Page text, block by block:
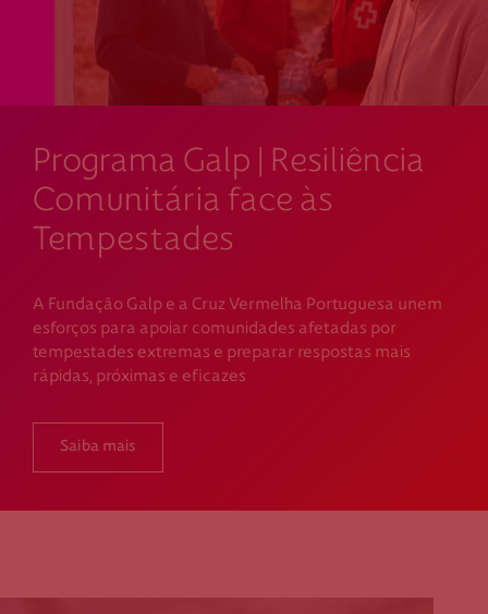
Programa Galp | Resiliência
Comunitária face às
Tempestades
A Fundação Galp e a Cruz Vermelha Portuguesa unem
esforços para apoiar comunidades afetadas por
tempestades extremas e preparar respostas mais
rápidas, próximas e eficazes
Saiba mais